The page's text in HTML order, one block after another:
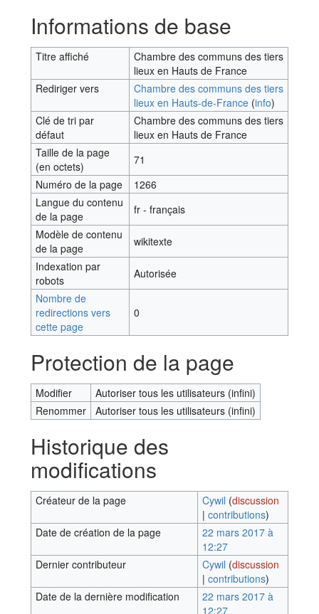
Informations de base
Titre affiché
Chambre des communs des tiers
lieux en Hauts de France
Rediriger vers
Chambre des communs des tiers
lieux en Hauts-de-France(info)
Clé de tri par
défaut
Chambre des communs des tiers
lieux en Hauts de France
Taille de la page
(en octets)
71
Numéro de la page
1266
Langue du contenu
de la page
fr - français
Modèle de contenu
de la page
wikitexte
Indexation par
robots
Autorisée
Nombre de
redirections vers
cette page
0
Protection de la page
Modifier
Autoriser tous les utilisateurs (infini)
Renommer
Autoriser tous les utilisateurs (infini)
Historique des
modifications
Créateur de la page Cywil (discussion
| contributions)
Date de création de la page
22 mars 2017 à
12:27
Dernier contributeur
Cywil (discussion
| contributions)
Date de la dernière modification
22 mars 2017 à
12:27